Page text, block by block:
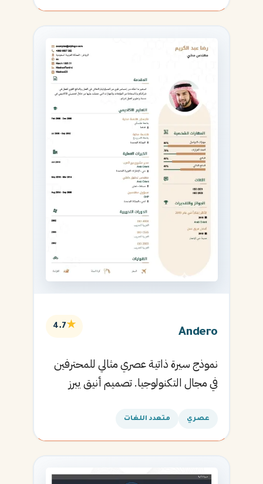
Andero
★
4.7
نموذج سيرة ذاتية عصري مثالي للمحترفين
في مجال التكنولوجيا. تصميم أنيق يبرز
عصري متعدد اللغات